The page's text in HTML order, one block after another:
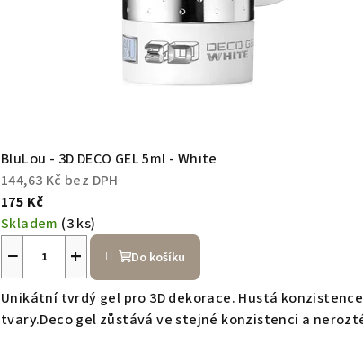
a
n
a
š
BluLou - 3D DECO GEL 5ml - White
144,63 Kč bez DPH
175 Kč
Skladem (3 ks)
+
− Do košíku
Unikátní tvrdý gel pro 3D dekorace. Hustá
tvary.Deco gel zůstává ve stejné konzistenci a